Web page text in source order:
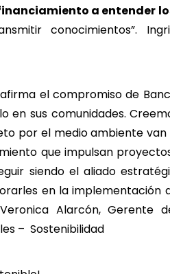
a entender
conocimientos”.
el compromiso de
en sus comunidades.
por el medio ambiente
que impulsan
siendo el aliado
en la implementación
Alarcón, Gerente
– Sostenibilidad